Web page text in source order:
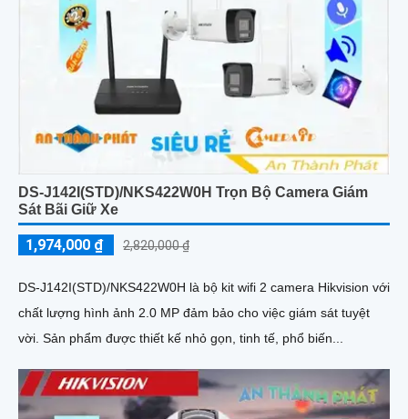
DS-J142I(STD)/NKS422W0H Trọn Bộ Camera Giám
Sát Bãi Giữ Xe
1,974,000 ₫ 2,820,000 ₫
DS-J142I(STD)/NKS422W0H là bộ kit wifi 2 camera Hikvision với
chất lượng hình ảnh 2.0 MP đảm bảo cho việc giám sát tuyệt
vời. Sản phẩm được thiết kế nhỏ gọn, tinh tế, phổ biến...